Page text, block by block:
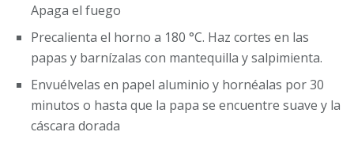
Apaga el fuego
Precalienta el horno a 180 °C. Haz cortes en las
papas y barnízalas con mantequilla y salpimienta.
Envuélvelas en papel aluminio y hornéalas por 30
minutos o hasta que la papa se encuentre suave y la
cáscara dorada